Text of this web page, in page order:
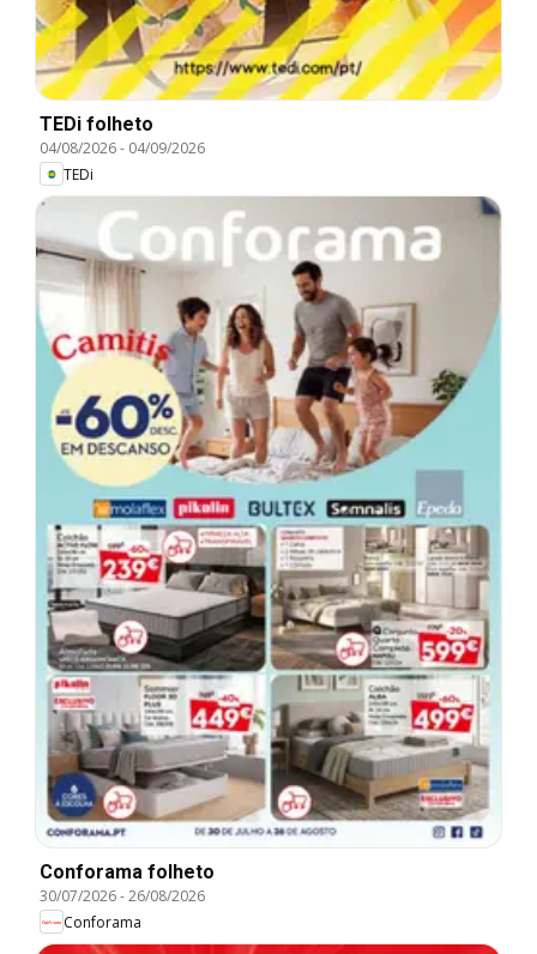
TEDi folheto
04/08/2026- 04/09/2026
TEDi
Conforama folheto
30/07/2026-26/08/2026
Conforama